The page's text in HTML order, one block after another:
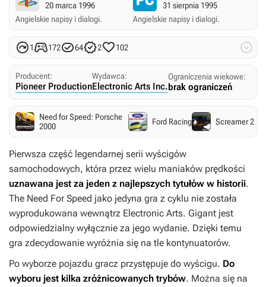
20 marca 1996
Angielskie napisy i dialogi.
31 sierpnia 1995
Angielskie napisy i dialogi.
1172642102 
Producent:
Pioneer Production
Wydawca:
Electronic Arts Inc.
Ograniczenia wiekowe:
brak ograniczeń
Need for Speed: Porsche
2000
Ford Racing Screamer 2
Pierwsza część legendarnej serii wyścigów
samochodowych, która przez wielu maniaków prędkości
uznawana jest za jeden z najlepszych tytułów w historii.
The Need For Speed jako jedyna gra z cyklu nie została
wyprodukowana wewnątrz Electronic Arts. Gigant jest
odpowiedzialny wyłącznie za jego wydanie. Dzięki temu
gra zdecydowanie wyróżnia się na tle kontynuatorów.
Po wyborze pojazdu gracz przystępuje do wyścigu. Do
wyboru jest kilka zróżnicowanych trybów. Można się na